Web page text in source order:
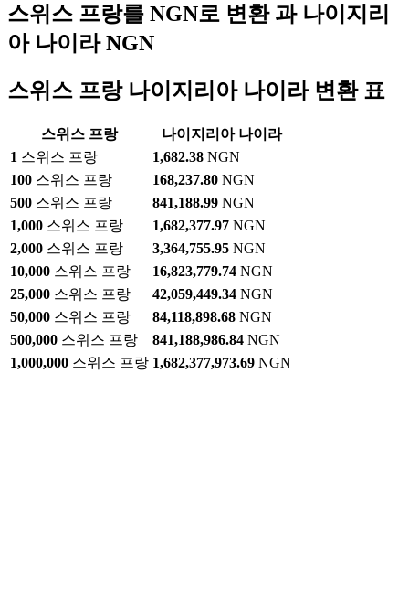
스위스 프랑를 NGN로 변환 과 나이지리
아 나이라 NGN
스위스 프랑 나이지리아 나이라 변환 표
스위스 프랑
나이지리아 나이라
1 스위스 프랑 1,682.38 NGN
100 스위스 프랑 168,237.80 NGN
500 스위스 프랑 841,188.99 NGN
1,000 스위스 프랑 1,682,377.97 NGN
2,000 스위스 프랑 3,364,755.95 NGN
10,000 스위스 프랑 16,823,779.74 NGN
25,000 스위스 프랑 42,059,449.34 NGN
50,000 스위스 프랑 84,118,898.68 NGN
500,000 스위스 프랑 841,188,986.84 NGN
1,000,000 스위스 프랑 1,682,377,973.69 NGN